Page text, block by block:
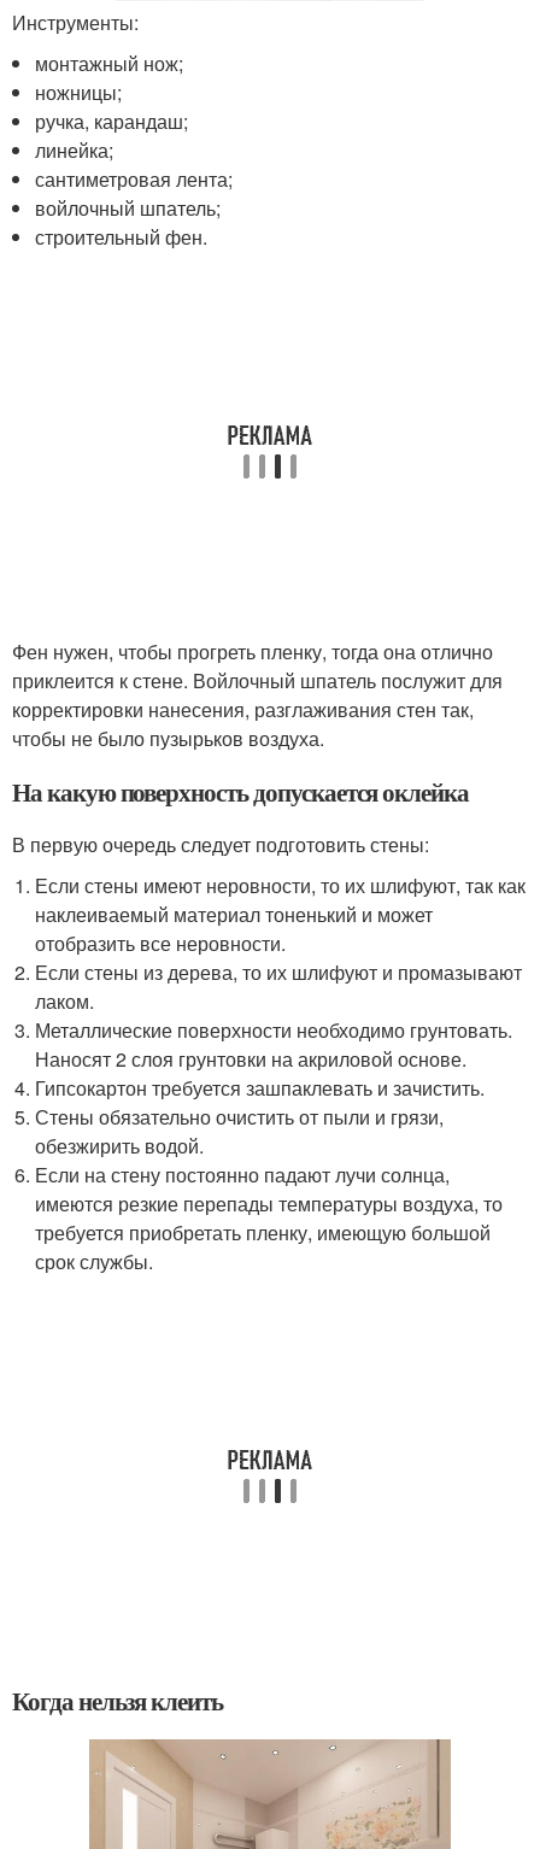
Инструменты:
монтажный нож;
ножницы;
ручка, карандаш;
линейка;
сантиметровая лента;
войлочный шпатель;
строительный фен.
Фен нужен, чтобы прогреть пленку, тогда она отлично
приклеится к стене. Войлочный шпатель послужит для
корректировки нанесения, разглаживания стен так,
чтобы не было пузырьков воздуха.
На какую поверхность допускается оклейка
В первую очередь следует подготовить стены:
Если стены имеют неровности, то их шлифуют, так как
наклеиваемый материал тоненький и может
отобразить все неровности.
Если стены из дерева, то их шлифуют и промазывают
лаком.
Металлические поверхности необходимо грунтовать.
Наносят 2 слоя грунтовки на акриловой основе.
Гипсокартон требуется зашпаклевать и зачистить.
Стены обязательно очистить от пыли и грязи,
обезжирить водой.
Если на стену постоянно падают лучи солнца,
имеются резкие перепады температуры воздуха, то
требуется приобретать пленку, имеющую большой
срок службы.
Когда нельзя клеить